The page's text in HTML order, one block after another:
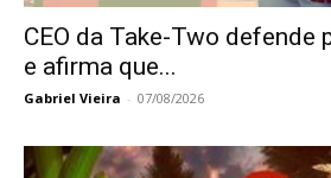
CEO da Take-Two defende
e afirma que...
Gabriel Vieira - 07/08/2026